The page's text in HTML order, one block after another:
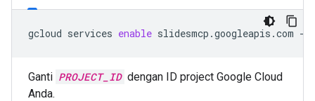
gcloud services enable slidesmcp.googleapis.com --
Ganti PROJECT_ID dengan ID project Google Cloud
Anda.